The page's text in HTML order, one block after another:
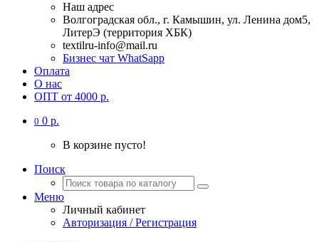
Наш адрес
Волгоградская обл., г. Камышин, ул. Ленина дом5,
ЛитерЭ (территория ХБК)
textilru-info@mail.ru
Бизнес чат WhatSapp
Оплата
О нас
ОПТ от 4000 р.
0 0 р.
В корзине пусто!
Поиск
Меню
Личный кабинет
Авторизация / Регистрация